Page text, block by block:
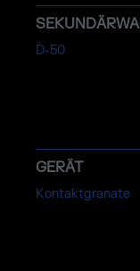
D-50
GERÄT
Kontaktgranate